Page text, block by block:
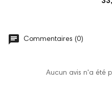
Commentaires (0)
Aucun avis n'a été